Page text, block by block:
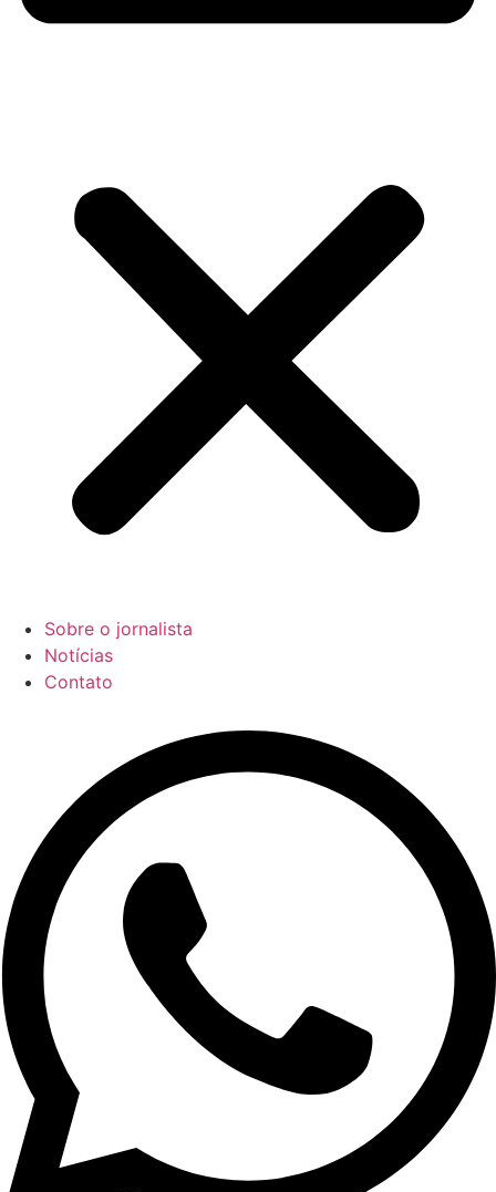
Sobre o jornalista
Notícias
Contato